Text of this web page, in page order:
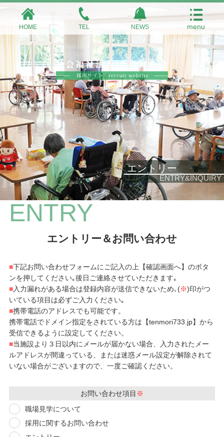
HOME TEL NEWS
エントリー
ENTRY&INQUIRY
ENTRY
エントリー＆お問い合わせ
■下記お問い合わせフォームにご記入の上【確認画面へ】のボタ
ンを押してください｡後日ご連絡させていただきます｡
■入力漏れがある場合は登録内容が送信できないため､(※)印がつ
いている項目は必ずご入力ください｡
■携帯電話のアドレスでも可能です。
携帯電話でドメイン指定をされている方は【tenmori733.jp】から
受信できるように設定してください。
■当施設より３日以内にメールが届かない場合、入力されたメー
ルアドレスが間違っている、または迷惑メール設定が解除されて
いない場合がございますので、一度ご確認ください。
お問い合わせ項目 ※
職場見学について
採用に関するお問い合わせ